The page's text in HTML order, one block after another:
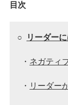
目次
○ リーダー
・ ネガティ
・ リーダー